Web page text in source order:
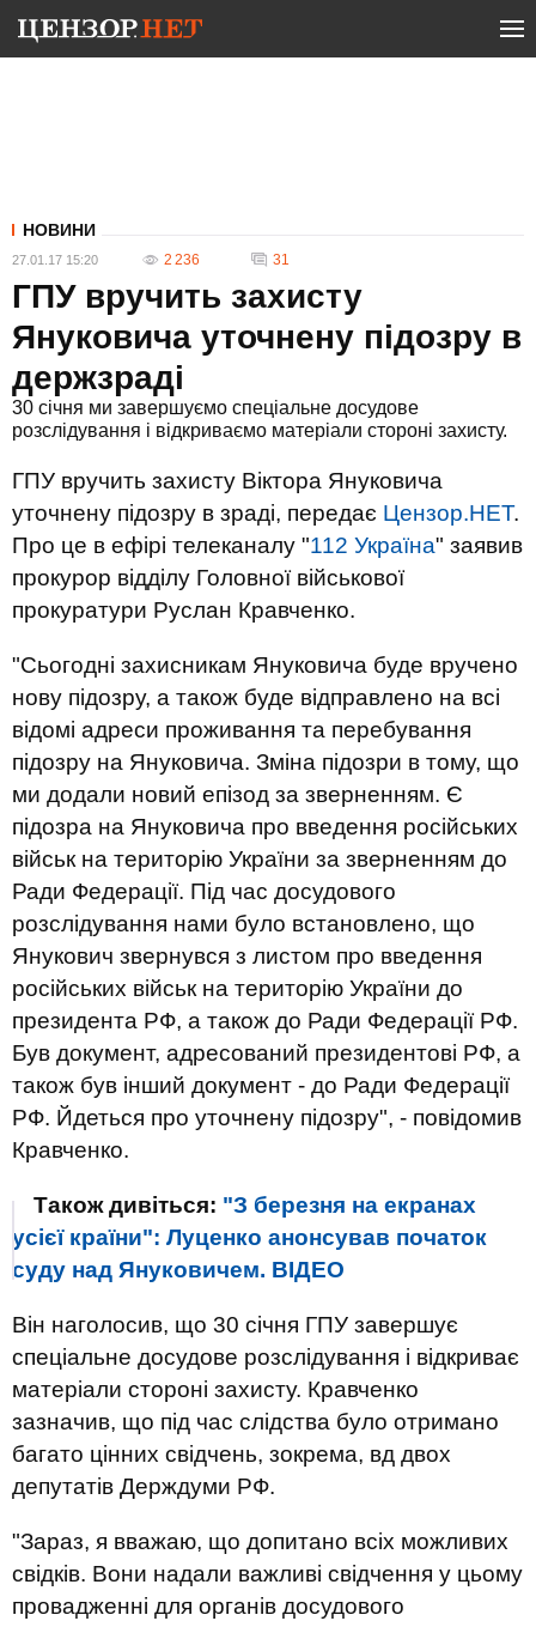
НОВИНИ
27.01.17 15:20 2 236 31
ГПУ вручить захисту
Януковича уточнену підозру в
держзраді
30 січня ми завершуємо спеціальне досудове
розслідування і відкриваємо матеріали стороні захисту.
ГПУ вручить захисту Віктора Януковича
уточнену підозру в зраді, передає Цензор.НЕТ.
Про це в ефірі телеканалу "112 Україна" заявив
прокурор відділу Головної військової
прокуратури Руслан Кравченко.
"Сьогодні захисникам Януковича буде вручено
нову підозру, а також буде відправлено на всі
відомі адреси проживання та перебування
підозру на Януковича. Зміна підозри в тому, що
ми додали новий епізод за зверненням. Є
підозра на Януковича про введення російських
військ на територію України за зверненням до
Ради Федерації. Під час досудового
розслідування нами було встановлено, що
Янукович звернувся з листом про введення
російських військ на територію України до
президента РФ, а також до Ради Федерації РФ.
Був документ, адресований президентові РФ, а
також був інший документ - до Ради Федерації
РФ. Йдеться про уточнену підозру", - повідомив
Кравченко.
Також дивіться: "З березня на екранах
усієї країни": Луценко анонсував початок
суду над Януковичем. ВIДЕО
Він наголосив, що 30 січня ГПУ завершує
спеціальне досудове розслідування і відкриває
матеріали стороні захисту. Кравченко
зазначив, що під час слідства було отримано
багато цінних свідчень, зокрема, вд двох
депутатів Держдуми РФ.
"Зараз, я вважаю, що допитано всіх можливих
свідків. Вони надали важливі свідчення у цьому
провадженні для органів досудового